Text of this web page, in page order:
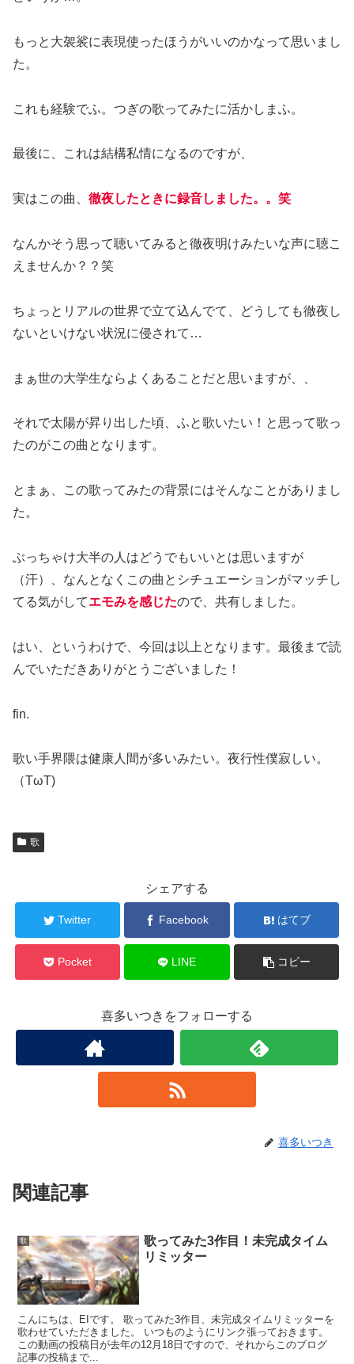
もっと大袈裟に表現使ったほうがいいのかなって思いまし
た。
これも経験でふ。つぎの歌ってみたに活かしまふ。
最後に、これは結構私情になるのですが、
実はこの曲、 徹夜したときに録音しました。。笑
なんかそう思って聴いてみると徹夜明けみたいな声に聴こ
えませんか？？笑
ちょっとリアルの世界で立て込んでて、どうしても徹夜し
ないといけない状況に侵されて…
まぁ世の大学生ならよくあることだと思いますが、、
それで太陽が昇り出した頃、ふと歌いたい！と思って歌っ
たのがこの曲となります。
とまぁ、この歌ってみたの背景にはそんなことがありまし
た。
ぶっちゃけ大半の人はどうでもいいとは思いますが
（汗）、なんとなくこの曲とシチュエーションがマッチし
てる気がしてエモみを感じたので、共有しました。
はい、というわけで、今回は以上となります。最後まで読
んでいただきありがとうございました！
fin.
歌い手界隈は健康人間が多いみたい。夜行性僕寂しい。
（TωT)
歌
シェアする
Twitter Facebook はてブ
Pocket LINE コピー
喜多いつきをフォローする
喜多いつき
関連記事
歌
歌ってみた3作目！未完成タイム
リミッター
こんにちは、EIです。 歌ってみた3作目、未完成タイムリミッターを
歌わせていただきました。 いつものようにリンク張っておきます。
この動画の投稿日が去年の12月18日ですので、それからこのブログ
記事の投稿まで...